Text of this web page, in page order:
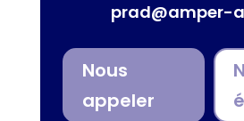
prad@amper-
Nous
appeler